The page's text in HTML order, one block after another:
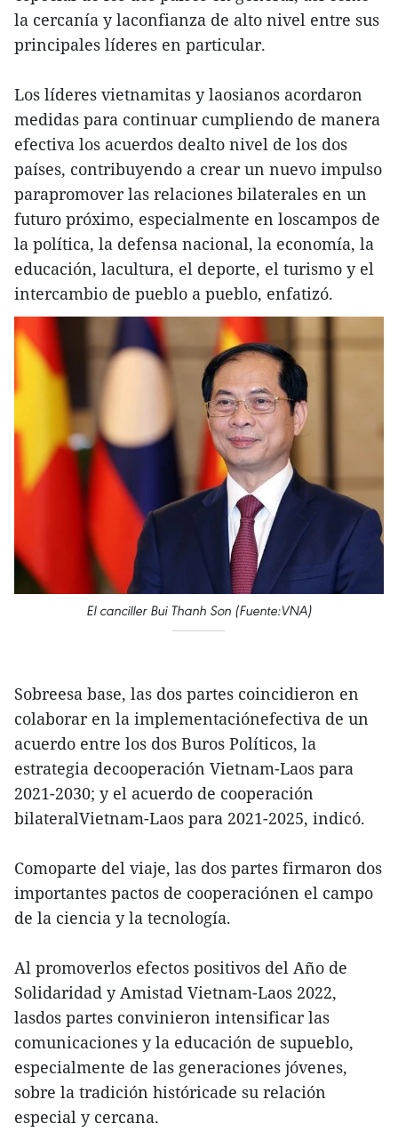
la cercanía y laconfianza de alto nivel entre sus
principales líderes en particular.
Los líderes vietnamitas y laosianos acordaron
medidas para continuar cumpliendo de manera
efectiva los acuerdos dealto nivel de los dos
países, contribuyendo a crear un nuevo impulso
parapromover las relaciones bilaterales en un
futuro próximo, especialmente en loscampos de
la política, la defensa nacional, la economía, la
educación, lacultura, el deporte, el turismo y el
intercambio de pueblo a pueblo, enfatizó.
El canciller Bui Thanh Son (Fuente:VNA)
Sobreesa base, las dos partes coincidieron en
colaborar en la implementaciónefectiva de un
acuerdo entre los dos Buros Políticos, la
estrategia decooperación Vietnam-Laos para
2021-2030; y el acuerdo de cooperación
bilateralVietnam-Laos para 2021-2025, indicó.
Comoparte del viaje, las dos partes firmaron dos
importantes pactos de cooperaciónen el campo
de la ciencia y la tecnología.
Al promoverlos efectos positivos del Año de
Solidaridad y Amistad Vietnam-Laos 2022,
lasdos partes convinieron intensificar las
comunicaciones y la educación de supueblo,
especialmente de las generaciones jóvenes,
sobre la tradición históricade su relación
especial y cercana.